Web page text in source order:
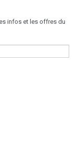
infos et les offres du